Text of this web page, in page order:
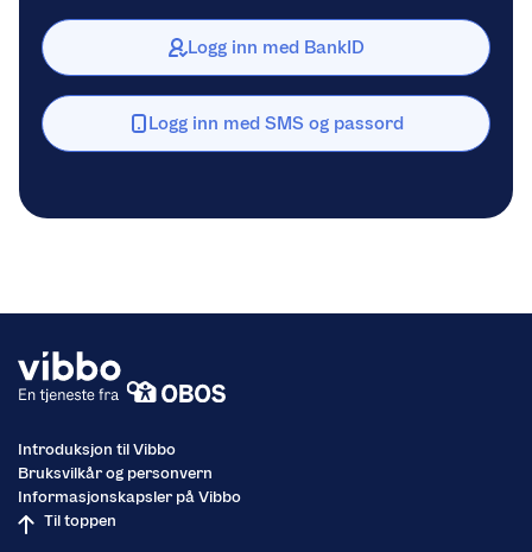
Logg inn med BankID
Logg inn med SMS og passord
Introduksjon til Vibbo
Bruksvilkår og personvern
Informasjonskapsler på Vibbo
Til toppen